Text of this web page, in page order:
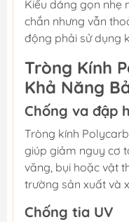
Kiểu dáng gọn nhẹ
chắn nhưng vẫn
động phải sử dụng
Tròng Kính
Khả Năng
Chống va đập
Tròng kính
giúp giảm nguy cơ
văng, bụi hoặc vật
trường sản xuất và
Chống tia UV